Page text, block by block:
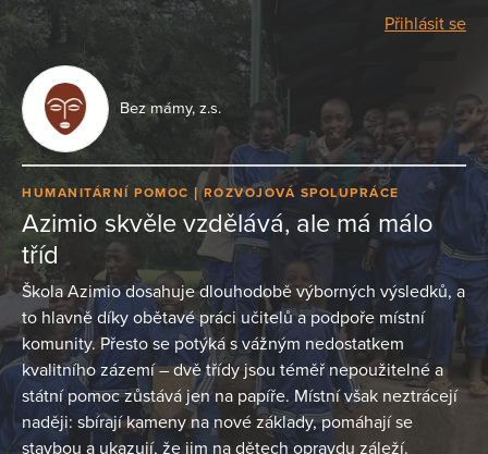
Přihlásit se
Bez mámy, z.s.
HUMANITÁRNÍ POMOC ROZVOJOVÁ SPOLUPRÁCE
Azimio skvěle vzdělává, ale má málo
tříd
Škola Azimio dosahuje dlouhodobě výborných výsledků, a
to hlavně díky obětavé práci učitelů a podpoře místní
komunity. Přesto se potýká s vážným nedostatkem
kvalitního zázemí – dvě třídy jsou téměř nepoužitelné a
státní pomoc zůstává jen na papíře. Místní však neztrácejí
naději: sbírají kameny na nové základy, pomáhají se
stavbou a ukazují, že jim na dětech opravdu záleží.